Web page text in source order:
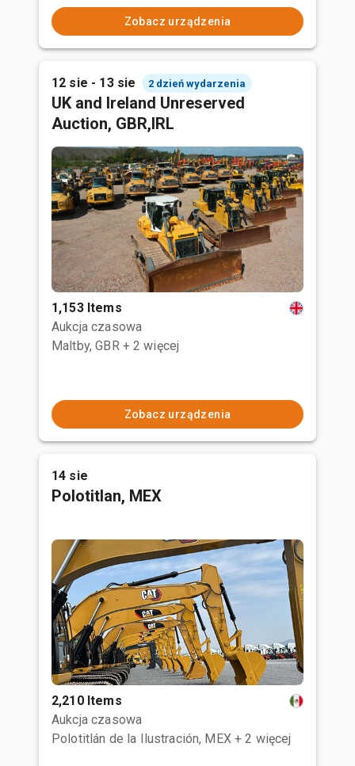
Zobacz urządzenia
12 sie - 13 sie 2 dzień wydarzenia
UK and Ireland Unreserved
Auction, GBR,IRL
1,153 Items
Aukcja czasowa
Maltby, GBR + 2 więcej
Zobacz urządzenia
14 sie
Polotitlan, MEX
2,210 Items
Aukcja czasowa
Polotitlán de la Ilustración, MEX + 2 więcej